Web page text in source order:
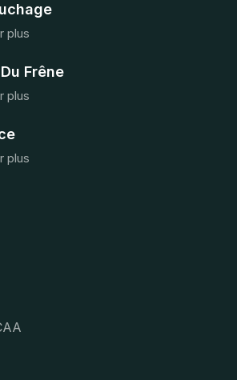
plus
Frêne
plus
plus